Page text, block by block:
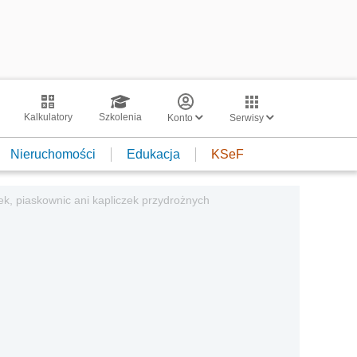
Kalkulatory Szkolenia Konto Serwisy
Nieruchomości Edukacja KSeF
piaskownic ani kapliczek przydrożnych